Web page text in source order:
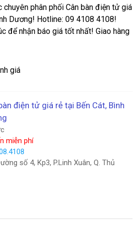
chuyên phân phối Cân bàn điện tử giá
Dương! Hotline: 09 4108 4108!
để nhận báo giá tốt nhất! Giao hàng
giá
điện tử giá rẻ tại Bến Cát, Bình
miễn phí
số 4, Kp3, P.Linh Xuân, Q. Thủ